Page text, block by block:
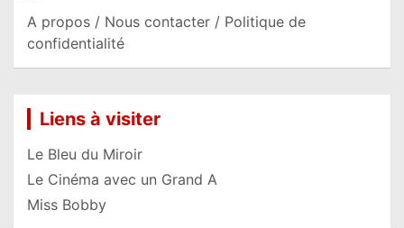
A propos / Nous contacter / Politique de
confidentialité
Liens à visiter
Le Bleu du Miroir
Le Cinéma avec un Grand A
Miss Bobby